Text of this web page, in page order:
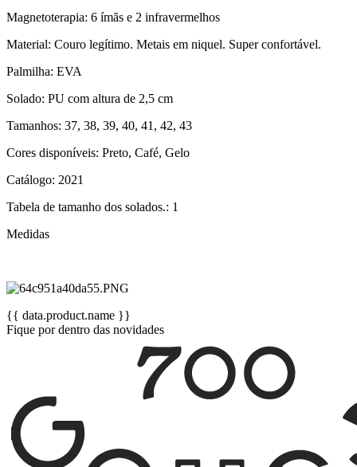
Magnetoterapia: 6 ímãs e 2 infravermelhos
Material: Couro legítimo. Metais em niquel. Super confortável.
Palmilha: EVA
Solado: PU com altura de 2,5 cm
Tamanhos: 37, 38, 39, 40, 41, 42, 43
Cores disponíveis: Preto, Café, Gelo
Catálogo: 2021
Tabela de tamanho dos solados.: 1
Medidas
{{ data.product.name }}
Fique por dentro das novidades